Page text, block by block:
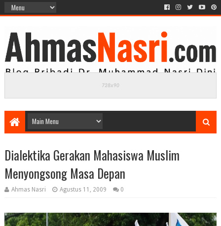
Dialektika Gerakan Mahasiswa Muslim
Menyongsong Masa Depan
Ahmas Nasri Agustus 11, 2009 0